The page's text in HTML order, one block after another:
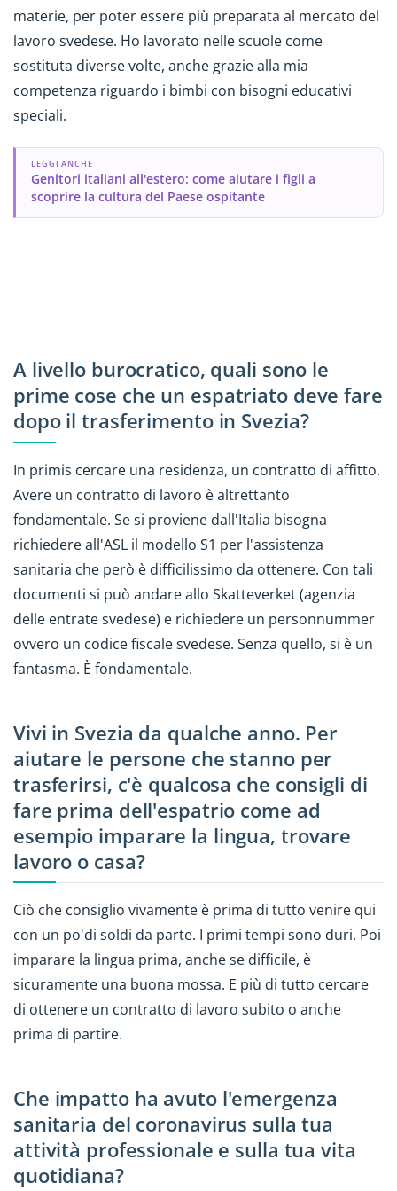
materie, per poter essere più preparata al mercato del
lavoro svedese. Ho lavorato nelle scuole come
sostituta diverse volte, anche grazie alla mia
competenza riguardo i bimbi con bisogni educativi
speciali.
LEGGI ANCHE
Genitori italiani all'estero: come aiutare i figli a
scoprire la cultura del Paese ospitante
A livello burocratico, quali sono le
prime cose che un espatriato deve fare
dopo il trasferimento in Svezia?
In primis cercare una residenza, un contratto di affitto.
Avere un contratto di lavoro è altrettanto
fondamentale. Se si proviene dall'Italia bisogna
richiedere all'ASL il modello S1 per l'assistenza
sanitaria che però è difficilissimo da ottenere. Con tali
documenti si può andare allo Skatteverket (agenzia
delle entrate svedese) e richiedere un personnummer
ovvero un codice fiscale svedese. Senza quello, si è un
fantasma. È fondamentale.
Vivi in Svezia da qualche anno. Per
aiutare le persone che stanno per
trasferirsi, c'è qualcosa che consigli di
fare prima dell'espatrio come ad
esempio imparare la lingua, trovare
lavoro o casa?
Ciò che consiglio vivamente è prima di tutto venire qui
con un po'di soldi da parte. I primi tempi sono duri. Poi
imparare la lingua prima, anche se difficile, è
sicuramente una buona mossa. E più di tutto cercare
di ottenere un contratto di lavoro subito o anche
prima di partire.
Che impatto ha avuto l'emergenza
sanitaria del coronavirus sulla tua
attività professionale e sulla tua vita
quotidiana?